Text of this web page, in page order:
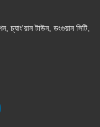
টাউন, ডংগুয়ান সিটি,